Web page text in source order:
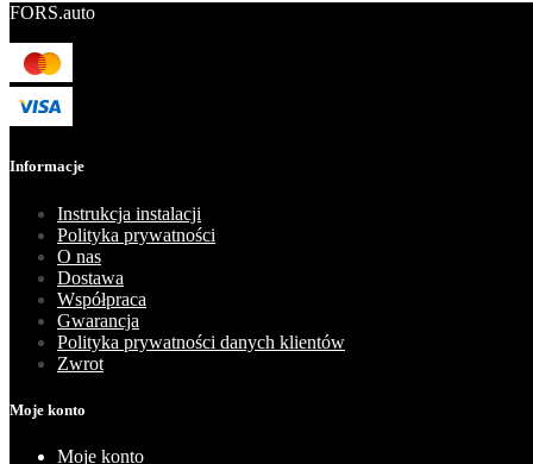
FORS.auto
Informacje
Instrukcja instalacji
Polityka prywatności
O nas
Dostawa
Współpraca
Gwarancja
Polityka prywatności danych klientów
Zwrot
Moje konto
Moje konto